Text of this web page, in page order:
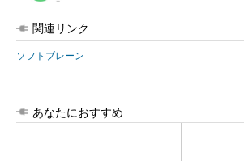
関連リンク
ソフトブレーン
あなたにおすすめ